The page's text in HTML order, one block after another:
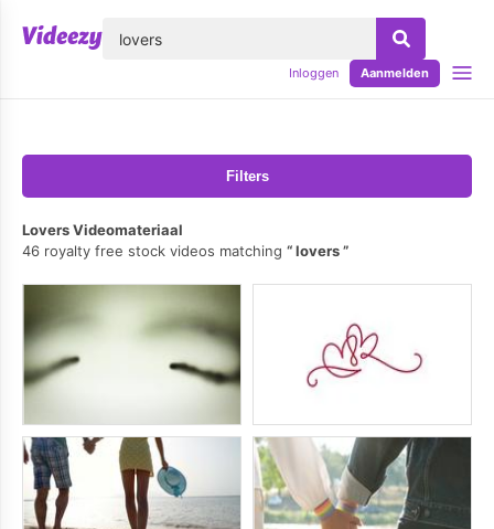
Inloggen Aanmelden
Filters
Lovers Videomateriaal
46 royalty free stock videos matching
lovers